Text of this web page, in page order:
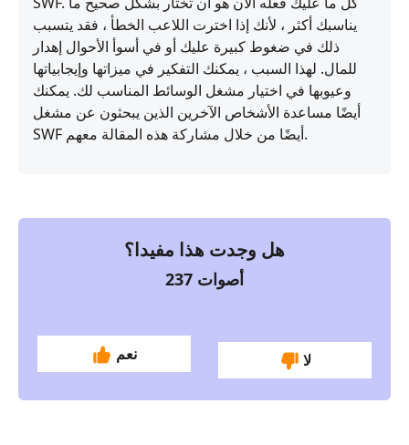
يناسبك أكثر ، لأنك إذا اخترت اللاعب الخطأ ، فقد يتسبب
ذلك في ضغوط كبيرة عليك أو في أسوأ الأحوال إهدار
للمال. لهذا السبب ، يمكنك التفكير في ميزاتها وإيجابياتها
وعيوبها في اختيار مشغل الوسائط المناسب لك. يمكنك
أيضًا مساعدة الأشخاص الآخرين الذين يبحثون عن مشغل
SWF أيضًا من خلال مشاركة هذه المقالة معهم.
هل وجدت هذا مفيدا؟
237 أصوات
نعم لا